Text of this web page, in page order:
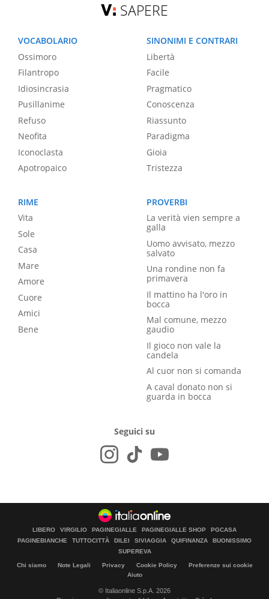
SAPERE
VOCABOLARIO
Ossimoro
Filantropo
Idiosincrasia
Pusillanime
Refuso
Neofita
Iconoclasta
Apotropaico
SINONIMI E CONTRARI
Libertà
Facile
Pragmatico
Conoscenza
Riassunto
Paradigma
Gioia
Tristezza
RIME
Vita
Sole
Casa
Mare
Amore
Cuore
Amici
Bene
PROVERBI
La verità vien sempre a
galla
Uomo avvisato, mezzo
salvato
Una rondine non fa
primavera
Il mattino ha l'oro in
bocca
Mal comune, mezzo
gaudio
Il gioco non vale la
candela
Al cuor non si comanda
A caval donato non si
guarda in bocca
Seguici su
LIBERO VIRGILIO PAGINEGIALLE PAGINEGIALLE SHOP
PGCASA
PAGINEBIANCHE
TUTTOCITTÀ DILEI SIVIAGGIA QUIFINANZA
BUONISSIMO
SUPEREVA
Chi siamo Note Legali Privacy Cookie Policy
Preferenze sui cookie
Aiuto
© Italiaonline S.p.A. 2026